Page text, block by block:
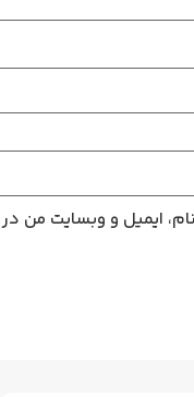
ایمیل و وبسایت من